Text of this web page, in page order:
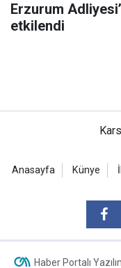
Erzurum
etkilendi
Anasayfa Künye
Haber Portalı